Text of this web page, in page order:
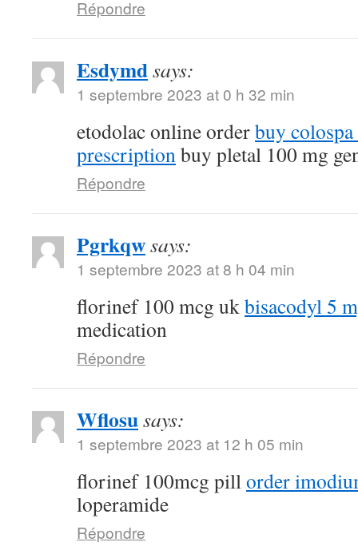
Répondre
Esdymdsays:
1 septembre 2023 at 0 h 32 min
etodolac online orderbuy
prescriptionbuy pletal 100 mg
Répondre
Pgrkqwsays:
1 septembre 2023 at 8 h 04 min
florinef 100 mcg ukbisacodyl 5
medication
Répondre
Wflosusays:
1 septembre 2023 at 12 h 05 min
florinef 100mcg pillorder
loperamide
Répondre